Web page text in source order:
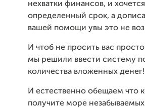
нехватки финансов, и
определенный срок, а
вашей помощи увы это не
И чтоб не просить вас
мы решили ввести систему
количества вложенных денег!
И естественно обещаем что
получите море